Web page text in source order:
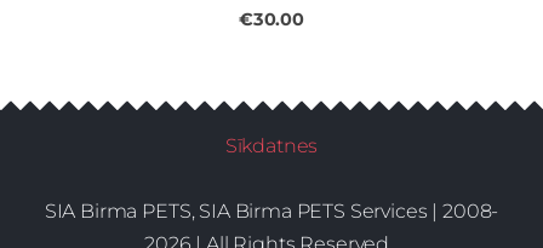
€30.00
Sīkdatnes
SIA Birma PETS, SIA Birma PETS Services | 2008-